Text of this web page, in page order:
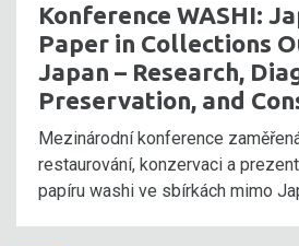
Konference WASHI:
Paper in Collections
Japan – Research,
Preservation, and
Mezinárodní konference
restaurování, konzervaci a
papíru washi ve sbírkách mimo